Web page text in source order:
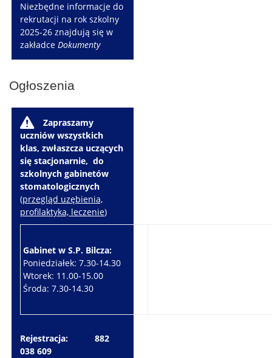
Niezbędne informacje do
rekrutacji na rok szkolny
2025-26 znajdują się w
zakładceDokumenty
Ogłoszenia
W
Zapraszamy
uczniów wszystkich
klas, zwłaszcza uczących
się stacjonarnie, do
szkolnych gabinetów
stomatologicznych
(przegląd uzębienia,
profilaktyka, leczenie)
Gabinet w S.P. Bilcza:
Poniedziałek: 7.30-14.30
Wtorek: 11.00-15.00
Środa: 7.30-14.30
Rejestracja: 882
038 609